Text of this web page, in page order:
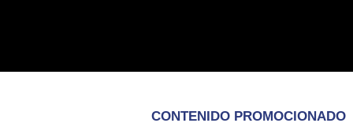
CONTENIDO PROMOCIONADO